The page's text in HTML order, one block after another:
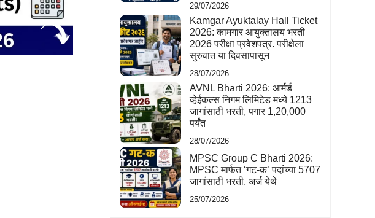
29/07/2026
Kamgar Ayuktalay Hall Ticket
2026: कामगार आयुक्तालय भरती
2026 परीक्षा प्रवेशपत्र. परीक्षेला
सुरुवात या दिवसापासून
28/07/2026
AVNL Bharti 2026: आर्मर्ड
व्हेईकल्स निगम लिमिटेड मध्ये 1213
जागांसाठी भरती, पगार 1,20,000
पर्यंत
28/07/2026
MPSC Group C Bharti 2026:
MPSC मार्फत ‘गट-क’ पदांच्या 5707
जागांसाठी भरती. अर्ज येथे
25/07/2026